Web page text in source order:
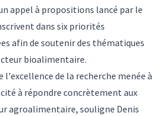
appel à propositions lancé par le
dans six priorités
afin de soutenir des thématiques
bioalimentaire.
l'excellence de la recherche menée à
à répondre concrètement aux
agroalimentaire, souligne Denis